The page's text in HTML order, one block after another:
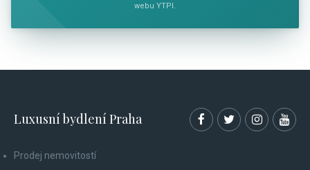
webu YTPI.
Luxusní bydlení Praha
Prodej nemovitostí